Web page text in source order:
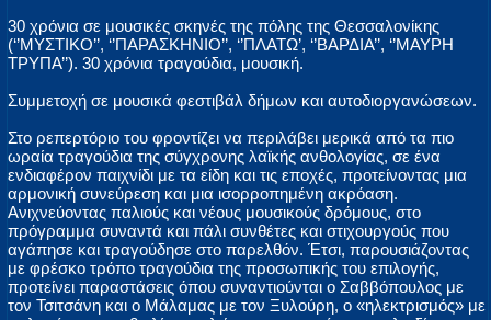
30 χρόνια σε μουσικές σκηνές της πόλης της Θεσσαλονίκης
(‘’ΜΥΣΤΙΚΟ’’, ‘’ΠΑΡΑΣΚΗΝΙΟ’’, ‘’ΠΛΑΤΩ’, ‘’ΒΑΡΔΙΑ’’, ‘’ΜΑΥΡΗ
ΤΡΥΠΑ’’). 30 χρόνια τραγούδια, μουσική.
Συμμετοχή σε μουσικά φεστιβάλ δήμων και αυτοδιοργανώσεων.
Στο ρεπερτόριο του φροντίζει να περιλάβει μερικά από τα πιο
ωραία τραγούδια της σύγχρονης λαϊκής ανθολογίας, σε ένα
ενδιαφέρον παιχνίδι με τα είδη και τις εποχές, προτείνοντας μια
αρμονική συνεύρεση και μια ισορροπημένη ακρόαση.
Ανιχνεύοντας παλιούς και νέους μουσικούς δρόμους, στο
πρόγραμμα συναντά και πάλι συνθέτες και στιχουργούς που
αγάπησε και τραγούδησε στο παρελθόν. Έτσι, παρουσιάζοντας
με φρέσκο τρόπο τραγούδια της προσωπικής του επιλογής,
προτείνει παραστάσεις όπου συναντιούνται ο Σαββόπουλος με
τον Τσιτσάνη και ο Μάλαμας με τον Ξυλούρη, ο «ηλεκτρισμός» με